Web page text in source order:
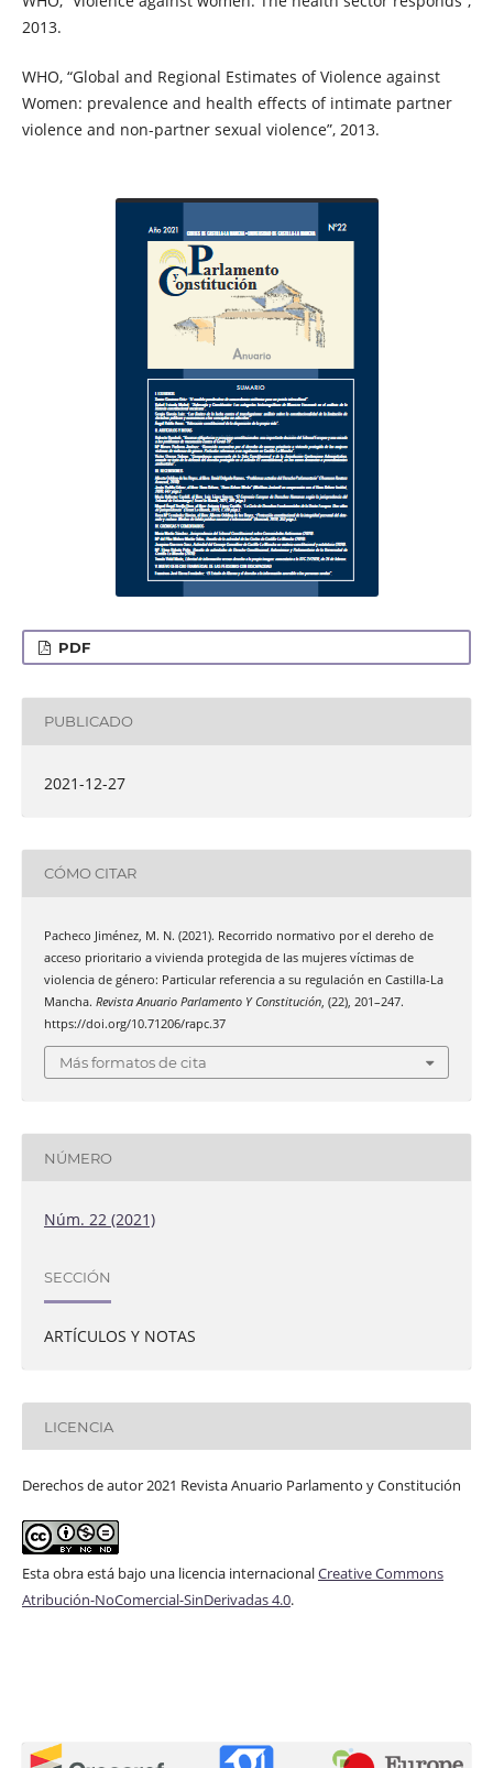
2013.
WHO, “Global and Regional Estimates of Violence against
Women: prevalence and health effects of intimate partner
violence and non-partner sexual violence”, 2013.
PDF
PUBLICADO
2021-12-27
CÓMO CITAR
Pacheco Jiménez, M. N. (2021). Recorrido normativo por el dereho de
acceso prioritario a vivienda protegida de las mujeres víctimas de
violencia de género: Particular referencia a su regulación en Castilla-La
Mancha. Revista Anuario Parlamento Y Constitución, (22), 201–247.
https://doi.org/10.71206/rapc.37
Más formatos de cita
NÚMERO
Núm. 22 (2021)
SECCIÓN
ARTÍCULOS Y NOTAS
LICENCIA
Derechos de autor 2021 Revista Anuario Parlamento y Constitución
Esta obra está bajo una licencia internacionalCreative Commons
Atribución-NoComercial-SinDerivadas 4.0.